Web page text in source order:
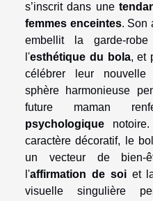
s’inscrit dans une
femmes enceintes. Son
embellit la garde-
l'esthétique du bola, et
célébrer leur nouvelle
sphère harmonieuse
future maman
psychologique
caractère décoratif, le
un vecteur de bien-
l'affirmation de soiet la
visuelle singulière